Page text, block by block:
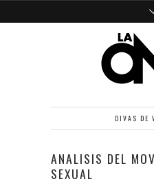
DIVAS DE
ANALISIS DEL
SEXUAL